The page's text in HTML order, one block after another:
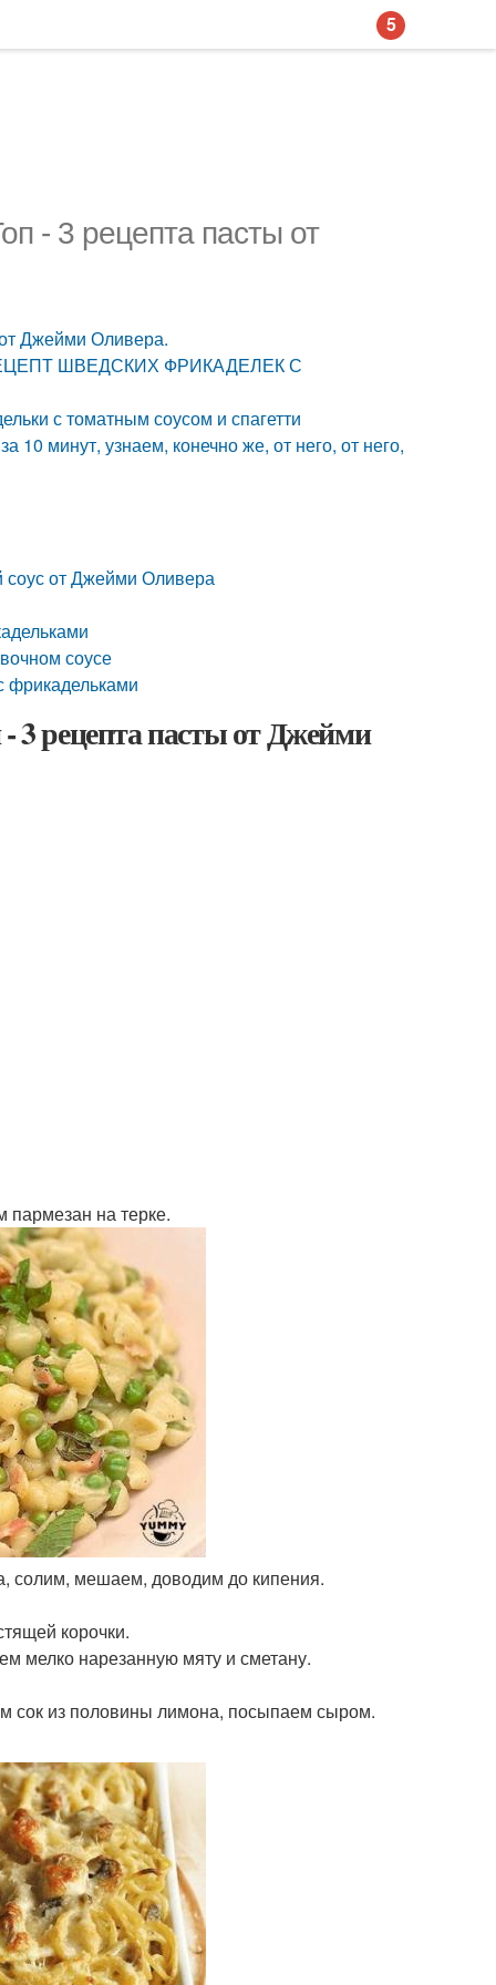
- 3 рецепта пасты от
Джейми Оливера.
РЕЦЕПТ ШВЕДСКИХ ФРИКАДЕЛЕК С
с томатным соусом и спагетти
10 минут, узнаем, конечно же, от него, от него,
от Джейми Оливера
соусе
фрикадельками
3 рецепта пасты от Джейми
пармезан на терке.
солим, мешаем, доводим до кипения.
корочки.
мелко нарезанную мяту и сметану.
сок из половины лимона, посыпаем сыром.
5